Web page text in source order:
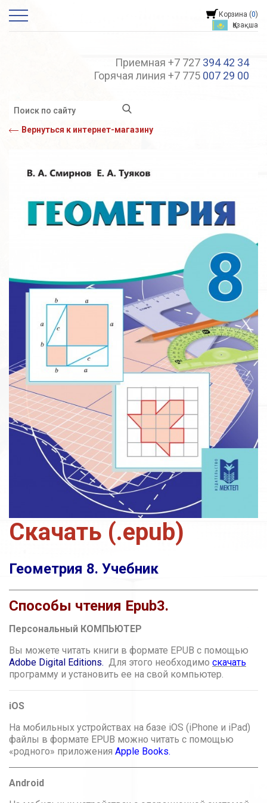
Корзина (0)
Қазақша
Приемная +7 727 394 42 34
Горячая линия +7 775 007 29 00
Вернуться к интернет-магазину
Скачать (.epub)
Геометрия 8. Учебник
Способы чтения Epub3.
Персональный КОМПЬЮТЕР
Вы можете читать книги в формате EPUB с помощью
Adobe Digital Editions. Для этого необходимо скачать
программу и установить ее на свой компьютер.
iOS
На мобильных устройствах на базе iOS (iPhone и iPad)
файлы в формате EPUB можно читать с помощью
«родного» приложения Apple Books.
Android